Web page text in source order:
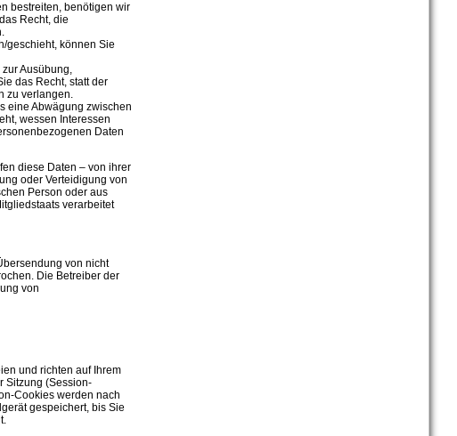
bestreiten, benötigen wir
Recht, die
geschieht, können Sie
Ausübung,
das Recht, statt der
zu verlangen.
eine Abwägung zwischen
wessen Interessen
Daten
diese Daten – von ihrer
oder Verteidigung von
Person oder aus
verarbeitet
von nicht
Die Betreiber der
von
und richten auf Ihrem
Sitzung (Session-
Cookies werden nach
gespeichert, bis Sie